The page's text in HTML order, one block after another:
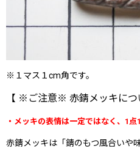
※１マス１cm角です。
【 ※ご注意※ 赤錆メッキにつ
・メッキの表情は一定ではなく、1点
赤錆メッキは「錆のもつ風合いや